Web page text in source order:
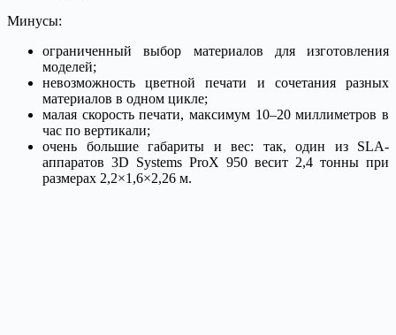
Минусы:
ограниченный выбор материалов для изготовления
моделей;
невозможность цветной печати и сочетания разных
материалов в одном цикле;
малая скорость печати, максимум 10–20 миллиметров в
час по вертикали;
очень большие габариты и вес: так, один из SLA-
аппаратов 3D Systems ProX 950 весит 2,4 тонны при
размерах 2,2×1,6×2,26 м.